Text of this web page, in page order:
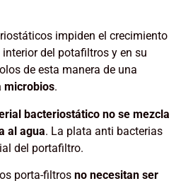
impiden el crecimiento
del potafiltros y en su
de esta manera de una
microbios.
bacteriostático no se mezcla
al agua. La plata anti bacterias
del portafiltro.
porta-filtros no necesitan ser